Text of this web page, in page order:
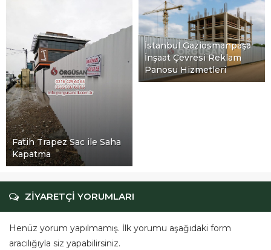
Fatih Trapez Sac ile Saha
Kapatma
İstanbul Gaziosmanpaşa
İnşaat Çevresi Reklam
Panosu Hizmetleri
ZİYARETÇİ YORUMLARI
Henüz yorum yapılmamış. İlk yorumu aşağıdaki form
aracılığıyla siz yapabilirsiniz.